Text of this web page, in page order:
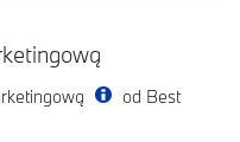
od Best